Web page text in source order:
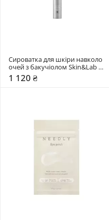
Сироватка для шкіри навколо
очей з бакучіолом Skin&Lab
15 мл
1 120 ₴